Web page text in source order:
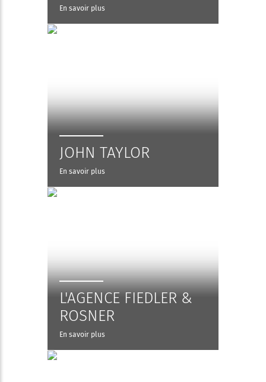
En savoir plus
JOHN TAYLOR
En savoir plus
L'AGENCE FIEDLER &
ROSNER
En savoir plus